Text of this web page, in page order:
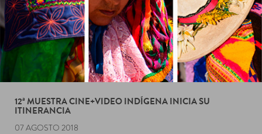
12ª MUESTRA CINE+VIDEO INDÍGENA INICIA SU
ITINERANCIA
07 AGOSTO 2018